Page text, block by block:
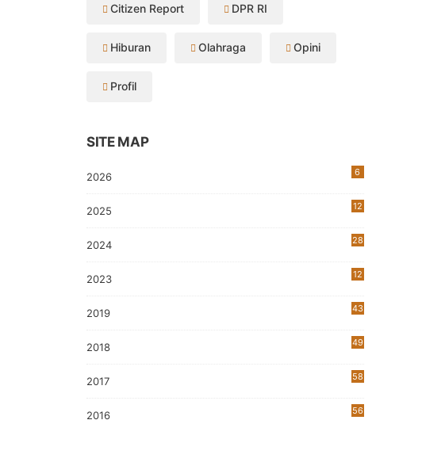
Citizen Report DPR RI
Hiburan Olahraga Opini
Profil
SITE MAP
2026 6
2025 12
2024 28
2023
12
2019
43
2018 49
2017 58
2016 56